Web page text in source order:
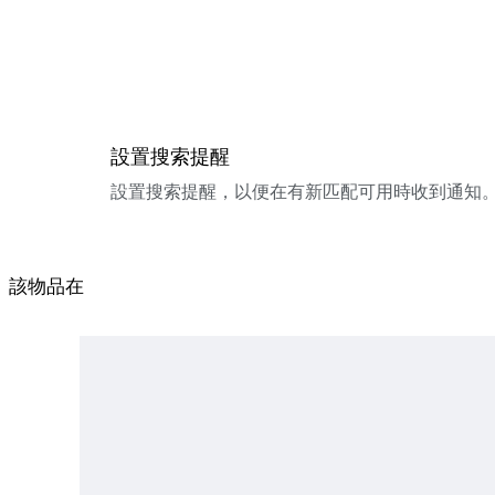
設置搜索提醒
設置搜索提醒，以便在有新匹配可用時收到通知
該物品在